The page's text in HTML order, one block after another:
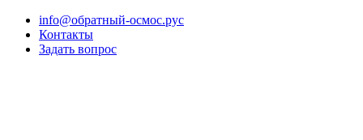
info@обратный-осмос.рус
Контакты
Задать вопрос